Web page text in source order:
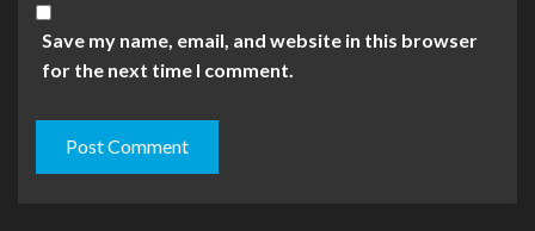
Save my name, email, and website in this browser
for the next time I comment.